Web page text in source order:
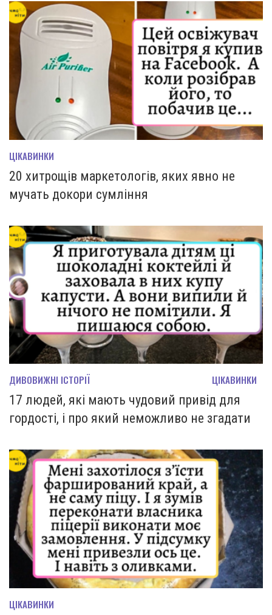
ЦІКАВИНКИ
20 хитрощів маркетологів, яких явно не
мучать докори сумління
ДИВОВИЖНІ ІСТОРІЇ ЦІКАВИНКИ
17 людей, які мають чудовий привід для
гордості, і про який неможливо не згадати
ЦІКАВИНКИ